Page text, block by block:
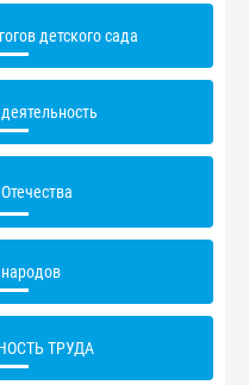
детского сада
ТРУДА